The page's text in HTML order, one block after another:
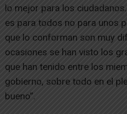
lo mejor para los
es para todos no para unos
que lo conforman son muy
ocasiones se han visto los
que han tenido entre los
gobierno, sobre todo en el
bueno”.